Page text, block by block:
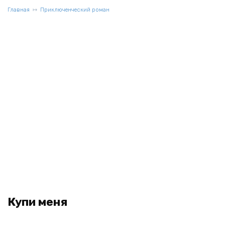
Главная Приключенческий роман
Купи меня